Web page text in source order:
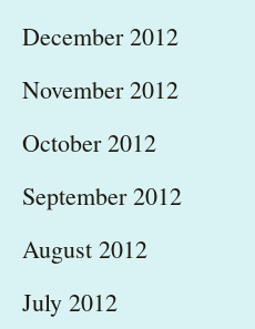
December 2012
November 2012
October 2012
September 2012
August 2012
July 2012